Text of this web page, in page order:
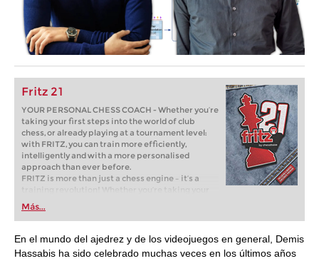
Fritz 21
YOUR PERSONAL CHESS COACH - Whether you’re
taking your first steps into the world of club
chess, or already playing at a tournament level:
with FRITZ, you can train more efficiently,
intelligently and with a more personalised
approach than ever before.
FRITZ is more than just a chess engine – it’s a
training revolution! Whether you’re taking your
first steps into the world of club chess, or already
playing at a tournament level: with FRITZ, you can
train more efficiently, intelligently and with a
more personalised approach than ever before.
Más...
En el mundo del ajedrez y de los videojuegos en general, Demis
Hassabis ha sido celebrado muchas veces en los últimos años